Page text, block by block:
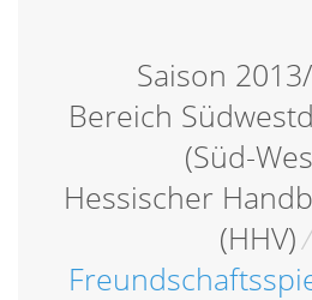
Saison
Bereich
(Süd-
Hessischer
(HHV)/